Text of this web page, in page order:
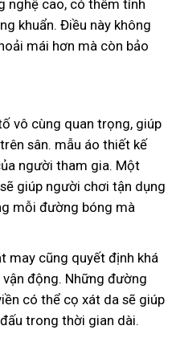
nghệ cao, có thêm tính
khuẩn. Điều này không
mái hơn mà còn bảo
vô cùng quan trọng, giúp
sân. mẫu áo thiết kế
người tham gia. Một
giúp người chơi tận dụng
mỗi đường bóng mà
may cũng quyết định khá
động. Những đường
có thể cọ xát da sẽ giúp
trong thời gian dài.